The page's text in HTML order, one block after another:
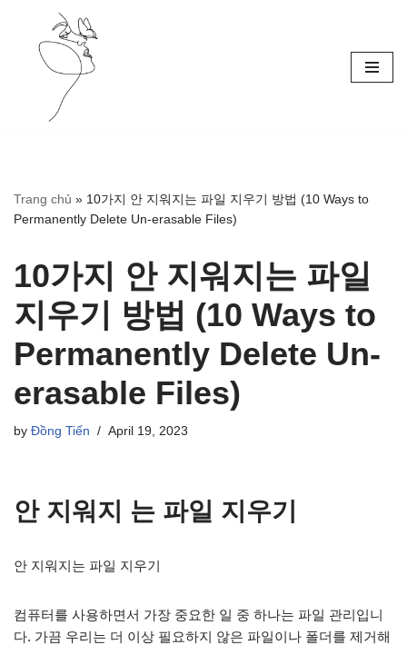
Skip
Trang chủ » 10가지 안 지워지는 파일 지우기 방법 (10 Ways to
Permanently Delete Un-erasable Files)
10가지 안 지워지는 파일
지우기 방법 (10 Ways to
Permanently Delete Un-
erasable Files)
by Đồng Tiến April 19, 2023
안 지워지 는 파일 지우기
안 지워지는 파일 지우기
컴퓨터를 사용하면서 가장 중요한 일 중 하나는 파일 관리입니
다. 가끔 우리는 더 이상 필요하지 않은 파일이나 폴더를 제거해